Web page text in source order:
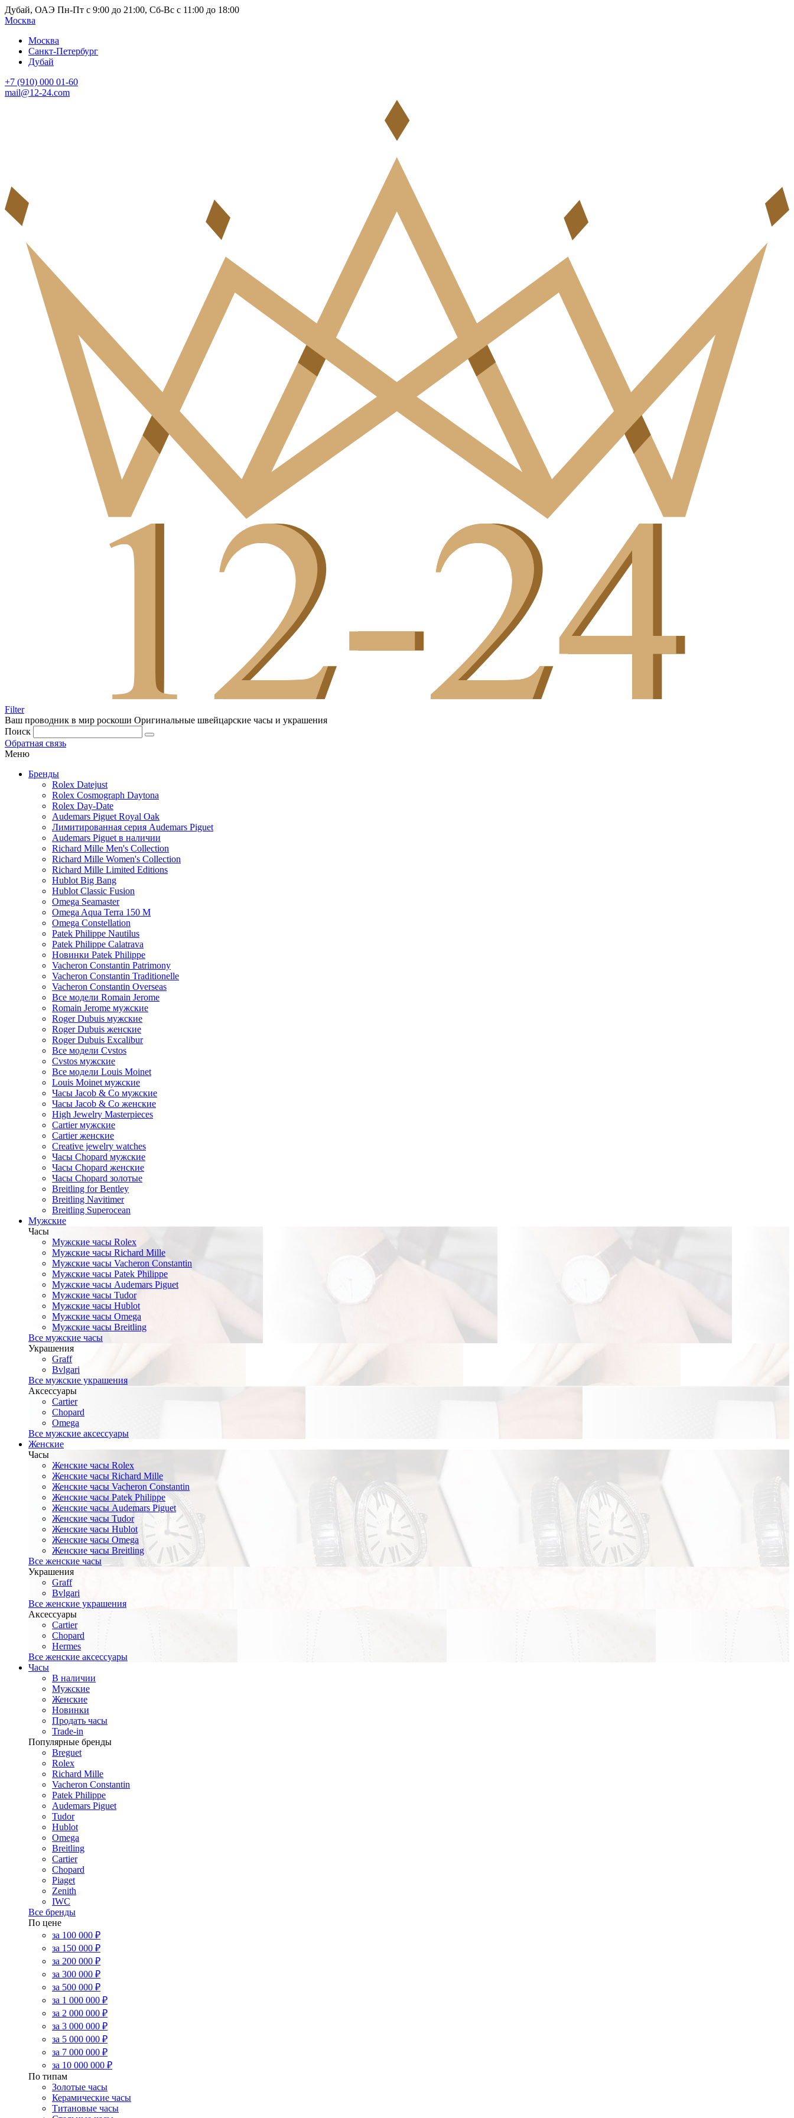
Дубай, ОАЭ Пн-Пт с 9:00 до 21:00, Сб-Вс с 11:00 до 18:00
Москва
Москва
Санкт-Петербург
Дубай
+7 (910) 000 01-60
mail@12-24.com
Filter
Ваш проводник в мир роскоши Оригинальные швейцарские часы и украшения
Поиск
Обратная связь
Меню
Бренды
Rolex Datejust
Rolex Cosmograph Daytona
Rolex Day-Date
Audemars Piguet Royal Oak
Лимитированная серия Audemars Piguet
Audemars Piguet в наличии
Richard Mille Men's Collection
Richard Mille Women's Collection
Richard Mille Limited Editions
Hublot Big Bang
Hublot Classic Fusion
Omega Seamaster
Omega Aqua Terra 150 M
Omega Constellation
Patek Philippe Nautilus
Patek Philippe Calatrava
Новинки Patek Philippe
Vacheron Constantin Patrimony
Vacheron Constantin Traditionelle
Vacheron Constantin Overseas
Все модели Romain Jerome
Romain Jerome мужские
Roger Dubuis мужские
Roger Dubuis женские
Roger Dubuis Excalibur
Все модели Cvstos
Cvstos мужские
Все модели Louis Moinet
Louis Moinet мужские
Часы Jacob & Co мужские
Часы Jacob & Co женские
High Jewelry Masterpieces
Cartier мужские
Cartier женские
Creative jewelry watches
Часы Chopard мужские
Часы Сhopard женские
Часы Сhopard золотые
Breitling for Bentley
Breitling Navitimer
Breitling Superocean
Мужские
Часы
Мужские часы Rolex
Мужские часы Richard Mille
Мужские часы Vacheron Constantin
Мужские часы Patek Philippe
Мужские часы Audemars Piguet
Мужские часы Tudor
Мужские часы Hublot
Мужские часы Omega
Мужские часы Breitling
Все мужские часы
Украшения
Graff
Bvlgari
Все мужские украшения
Аксессуары
Cartier
Chopard
Omega
Все мужские аксессуары
Женские
Часы
Женские часы Rolex
Женские часы Richard Mille
Женские часы Vacheron Constantin
Женские часы Patek Philippe
Женские часы Audemars Piguet
Женские часы Tudor
Женские часы Hublot
Женские часы Omega
Женские часы Breitling
Все женские часы
Украшения
Graff
Bvlgari
Все женские украшения
Аксессуары
Cartier
Chopard
Hermes
Все женские аксессуары
Часы
В наличии
Мужские
Женские
Новинки
Продать часы
Trade-in
Популярные бренды
Breguet
Rolex
Richard Mille
Vacheron Constantin
Patek Philippe
Audemars Piguet
Tudor
Hublot
Omega
Breitling
Cartier
Chopard
Piaget
Zenith
IWC
Все бренды
По цене
за 100 000 ₽
за 150 000 ₽
за 200 000 ₽
за 300 000 ₽
за 500 000 ₽
за 1 000 000 ₽
за 2 000 000 ₽
за 3 000 000 ₽
за 5 000 000 ₽
за 7 000 000 ₽
за 10 000 000 ₽
По типам
Золотые часы
Керамические часы
Титановые часы